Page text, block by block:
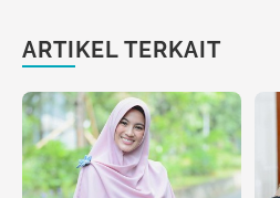
ARTIKEL TERKAIT